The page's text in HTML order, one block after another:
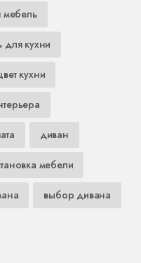
мебель
для кухни
кухни
диван
мебели
выбор дивана